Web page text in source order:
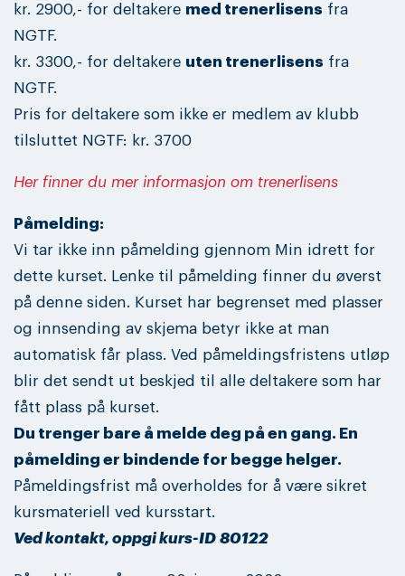
kr. 2900,- for deltakere med trenerlisens fra
NGTF.
kr. 3300,- for deltakere uten trenerlisens fra
NGTF.
Pris for deltakere som ikke er medlem av klubb
tilsluttet NGTF: kr. 3700
Her finner du mer informasjon om trenerlisens
Påmelding:
Vi tar ikke inn påmelding gjennom Min idrett for
dette kurset. Lenke til påmelding finner du øverst
på denne siden. Kurset har begrenset med plasser
og innsending av skjema betyr ikke at man
automatisk får plass. Ved påmeldingsfristens utløp
blir det sendt ut beskjed til alle deltakere som har
fått plass på kurset.
Du trenger bare å melde deg på en gang. En
påmelding er bindende for begge helger.
Påmeldingsfrist må overholdes for å være sikret
kursmateriell ved kursstart.
Ved kontakt, oppgi kurs-ID 80122